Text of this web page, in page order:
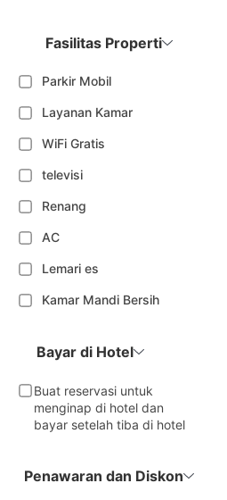
Fasilitas Properti
Parkir Mobil
Layanan Kamar
WiFi Gratis
televisi
Renang
AC
Lemari es
Kamar Mandi Bersih
Bayar di Hotel
Buat reservasi untuk
menginap di hotel dan
bayar setelah tiba di hotel
Penawaran dan Diskon